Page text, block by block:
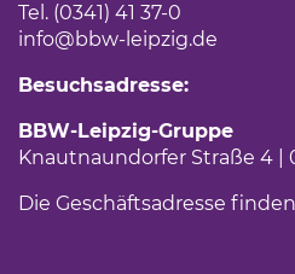
Tel. (0341) 41 37-0
info@bbw-leipzig.de
Besuchsadresse:
BBW-Leipzig-Gruppe
Knautnaundorfer Straße 4 |
Die Geschäftsadresse